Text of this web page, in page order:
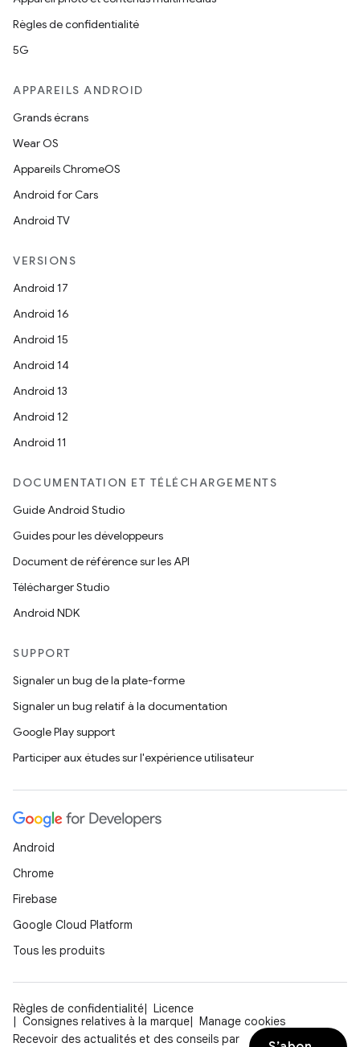
Règles de confidentialité
5G
APPAREILS ANDROID
Grands écrans
Wear OS
Appareils ChromeOS
Android for Cars
Android TV
VERSIONS
Android 17
Android 16
Android 15
Android 14
Android 13
Android 12
Android 11
DOCUMENTATION ET TÉLÉCHARGEMENTS
Guide Android Studio
Guides pour les développeurs
Document de référence sur les API
Télécharger Studio
Android NDK
SUPPORT
Signaler un bug de la plate-forme
Signaler un bug relatif à la documentation
Google Play support
Participer aux études sur l'expérience utilisateur
Android
Chrome
Firebase
Google Cloud Platform
Tous les produits
Règles de confidentialité
Licence
Consignes relatives à la marque
Manage cookies
Recevoir des actualités et des conseils par